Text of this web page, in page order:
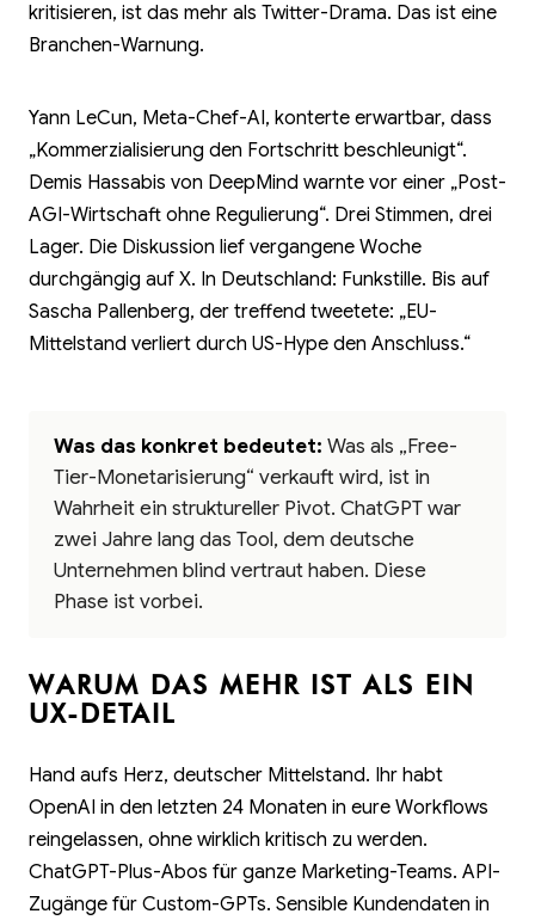
kritisieren, ist das mehr als Twitter-Drama. Das ist eine
Branchen-Warnung.
Yann LeCun, Meta-Chef-AI, konterte erwartbar, dass
„Kommerzialisierung den Fortschritt beschleunigt“.
Demis Hassabis von DeepMind warnte vor einer „Post-
AGI-Wirtschaft ohne Regulierung“. Drei Stimmen, drei
Lager. Die Diskussion lief vergangene Woche
durchgängig auf X. In Deutschland: Funkstille. Bis auf
Sascha Pallenberg, der treffend tweetete: „EU-
Mittelstand verliert durch US-Hype den Anschluss.“
Was das konkret bedeutet: Was als „Free-
Tier-Monetarisierung“ verkauft wird, ist in
Wahrheit ein struktureller Pivot. ChatGPT war
zwei Jahre lang das Tool, dem deutsche
Unternehmen blind vertraut haben. Diese
Phase ist vorbei.
WARUM DAS MEHR IST ALS EIN
UX-DETAIL
Hand aufs Herz, deutscher Mittelstand. Ihr habt
OpenAI in den letzten 24 Monaten in eure Workflows
reingelassen, ohne wirklich kritisch zu werden.
ChatGPT-Plus-Abos für ganze Marketing-Teams. API-
Zugänge für Custom-GPTs. Sensible Kundendaten in